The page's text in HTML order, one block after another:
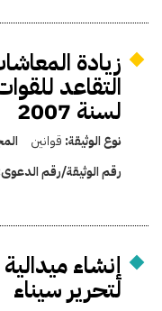
زيادة
لسنة 2007
نوع الوثيقة: قوانين
رقم الوثيقة/رقم
إنشاء
لتحرير سيناء